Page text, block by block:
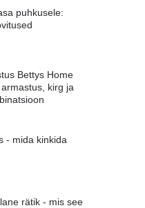
puhkusele:
Bettys Home
kirg ja
- mida kinkida
rätik - mis see